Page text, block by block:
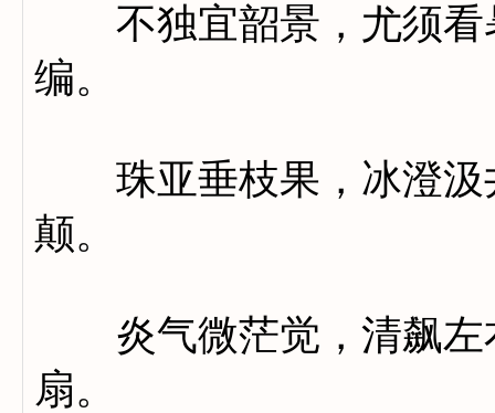
不独宜韶景，尤须看
编。
珠亚垂枝果，冰澄汲
颠。
炎气微茫觉，清飙左
扇。